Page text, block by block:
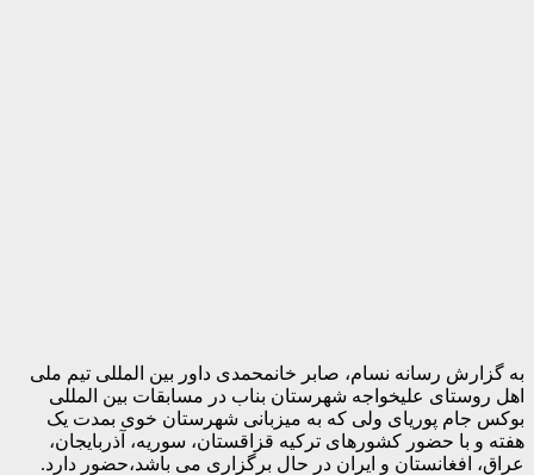
به گزارش رسانه نسام، صابر خانمحمدی داور بین المللی تیم ملی
اهل روستای علیخواجه شهرستان بناب در مسابقات بین المللى
بوكس جام پوریای ولی که به میزبانی شهرستان خوی بمدت یک
هفته و با حضور کشورهای ترکیه قزاقستان، سوریه، آذربایجان،
عراق، افغانستان و ایران در حال برگزاری می باشد،حضور دارد.